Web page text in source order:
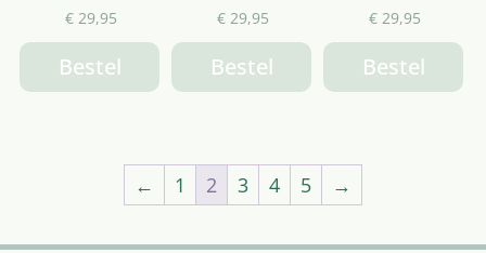
€29,95
Bestel
€ 29,95
Bestel
€ 29,95
Bestel
← 1 2 3 4 5 →